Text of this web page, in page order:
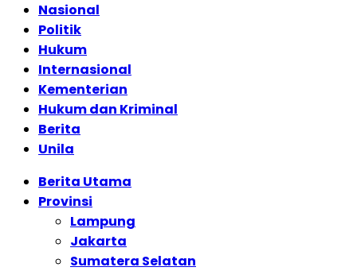
Nasional
Politik
Hukum
Internasional
Kementerian
Hukum dan Kriminal
Berita
Unila
Berita Utama
Provinsi
Lampung
Jakarta
Sumatera Selatan